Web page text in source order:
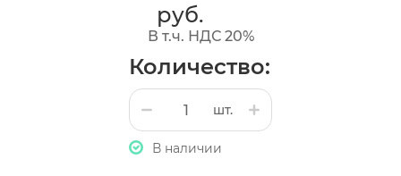
руб.
В т.ч. НДС 20%
Количество:
шт.
В наличии